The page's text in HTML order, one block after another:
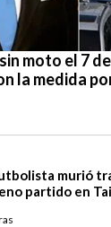
moto el 7
la medida
murió
partido en